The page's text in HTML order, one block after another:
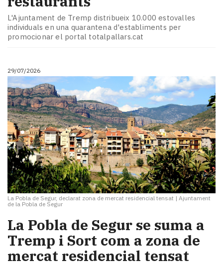
L'Ajuntament de Tremp distribueix 10.000 estovalles
individuals en una quarantena d'establiments per
promocionar el portal totalpallars.cat
29/07/2026
La Pobla de Segur, declarat zona de mercat residencial tensat | Ajuntament
de la Pobla de Segur
La Pobla de Segur se suma a
Tremp i Sort com a zona de
mercat residencial tensat